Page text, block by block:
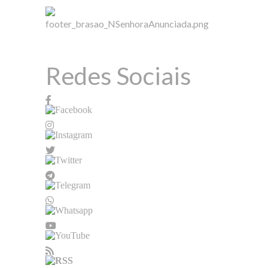
Redes Sociais